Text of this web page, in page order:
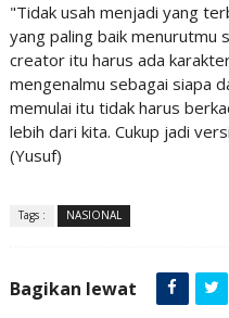
"Tidak usah menjadi yang
yang paling baik menurutmu
creator itu harus ada
mengenalmu sebagai siapa
memulai itu tidak harus
lebih dari kita. Cukup jadi
(Yusuf)
Tags : NASIONAL
Bagikan lewat